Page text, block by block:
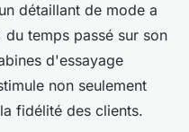
détaillant de mode a
temps passé sur son
d'essayage
non seulement
fidélité des clients.